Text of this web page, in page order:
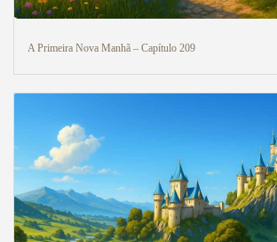
A Primeira Nova Manhã – Capítulo 209